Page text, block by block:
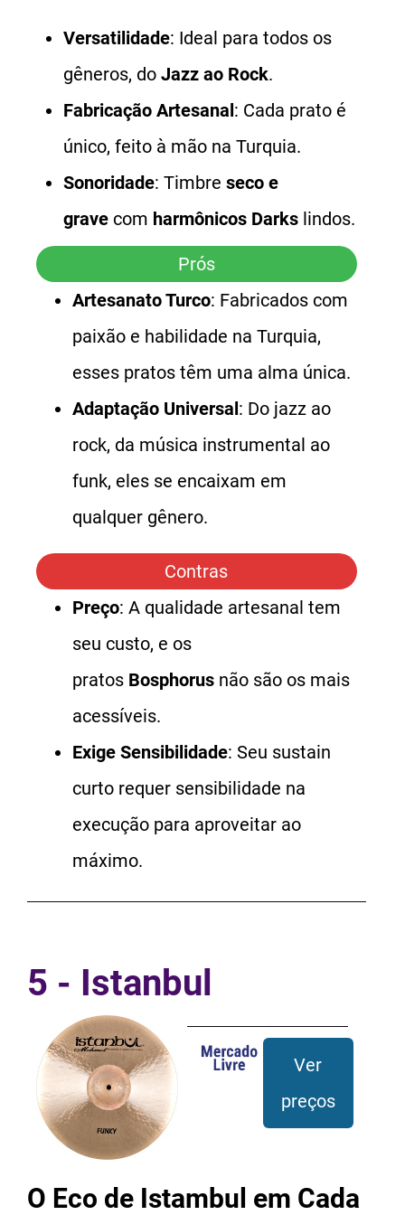
Versatilidade: Ideal para todos os
gêneros, do Jazz ao Rock.
Fabricação Artesanal: Cada prato é
único, feito à mão na Turquia.
Sonoridade: Timbre seco e
grave com harmônicos Darks lindos.
Prós
Artesanato Turco: Fabricados com
paixão e habilidade na Turquia,
esses pratos têm uma alma única.
Adaptação Universal: Do jazz ao
rock, da música instrumental ao
funk, eles se encaixam em
qualquer gênero.
Contras
Preço: A qualidade artesanal tem
seu custo, e os
pratos Bosphorus não são os mais
acessíveis.
Exige Sensibilidade: Seu sustain
curto requer sensibilidade na
execução para aproveitar ao
máximo.
5 - Istanbul
Ver
preços
O Eco de Istambul em Cada